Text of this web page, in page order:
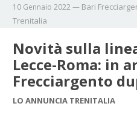
10 Gennaio 2022 — Bari
Trenitalia
Novità sulla
Lecce-Roma: in
Frecciargento
LO ANNUNCIA TRENITALIA